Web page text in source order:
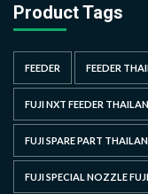
Product Tags
FEEDER FEEDER
FUJI NXT FEEDER
FUJI SPARE PART
FUJI SPECIAL NOZZLE